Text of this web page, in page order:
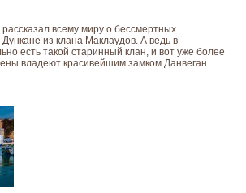
рассказал всему миру о бессмертных
из клана Маклаудов. А ведь в
есть такой старинный клан, и вот уже более
владеют красивейшим замком Данвеган.